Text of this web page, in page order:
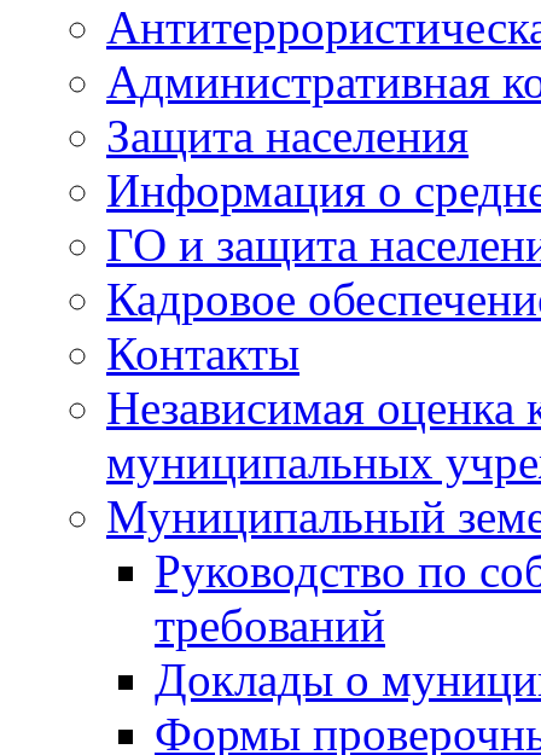
Административная
Защита населения
Информация о
ГО и защита
Кадровое
Контакты
Независимая оценка
муниципальных
Муниципальный
Руководство по
требований
Доклады о
Формы